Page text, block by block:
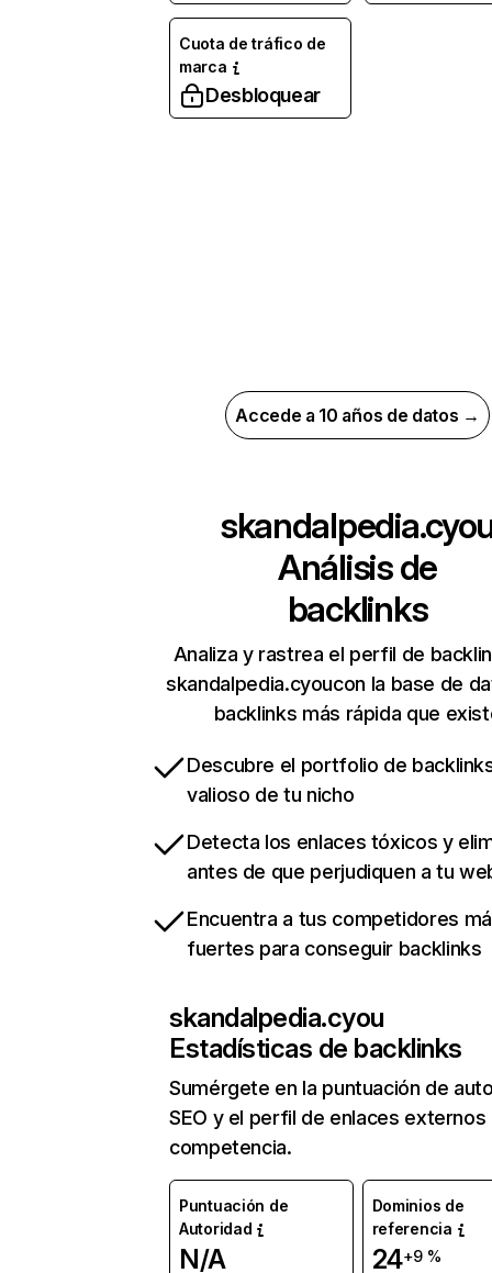
Cuota de tráfico de
marca
Desbloquear
Accede a 10 años de datos →
Análisis de
backlinks
Analiza y rastrea el perfil de
skandalpedia.cyoucon la base de
backlinks más rápida que
Descubre el portfolio de
valioso de tu nicho
Detecta los enlaces tóxicos y
antes de que perjudiquen a tu
Encuentra a tus competidores
fuertes para conseguir backlinks
skandalpedia.cyou
Estadísticas de backlinks
Sumérgete en la puntuación de
SEO y el perfil de enlaces externos
competencia.
Puntuación de
Autoridad
N/A
Dominios de
referencia
24+9 %